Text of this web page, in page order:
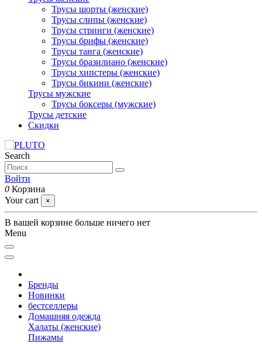
Трусы шорты (женские)
Трусы слипы (женские)
Трусы стринги (женские)
Трусы брифы (женские)
Трусы танга (женские)
Трусы бразилиано (женские)
Трусы хипстеры (женские)
Трусы бикини (женские)
Трусы мужские
Трусы боксеры (мужские)
Трусы детские
Скидки
Search
Войти
0 Корзина
Your cart
×
В вашей корзине больше ничего нет
Menu
Бренды
Новинки
бестселлеры
Домашняя одежда
Халаты (женские)
Пижамы